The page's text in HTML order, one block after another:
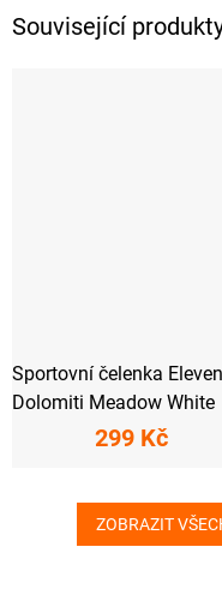
Související
Sportovní čelenka Eleven
Dolomiti Meadow White
299 Kč
ZOBRAZIT